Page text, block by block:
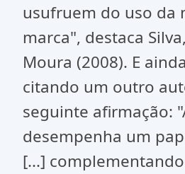
usufruem do uso da
marca", destaca
Moura (2008). E
citando um outro
seguinte afirmação:
desempenha um
[...]